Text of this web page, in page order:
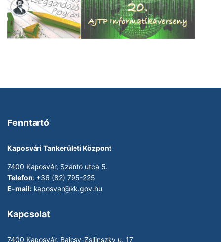
Fenntartó
Kaposvári Tankerületi Központ
7400 Kaposvár, Szántó utca 5.
Telefon: +36 (82) 795-225
E-mail: kaposvar@kk.gov.hu
Kapcsolat
7400 Kaposvár, Bajcsy-Zsilinszky u. 17